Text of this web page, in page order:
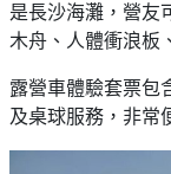
是長沙海灘，營友
木舟、人體衝浪板
露營車體驗套票包
及桌球服務，非常